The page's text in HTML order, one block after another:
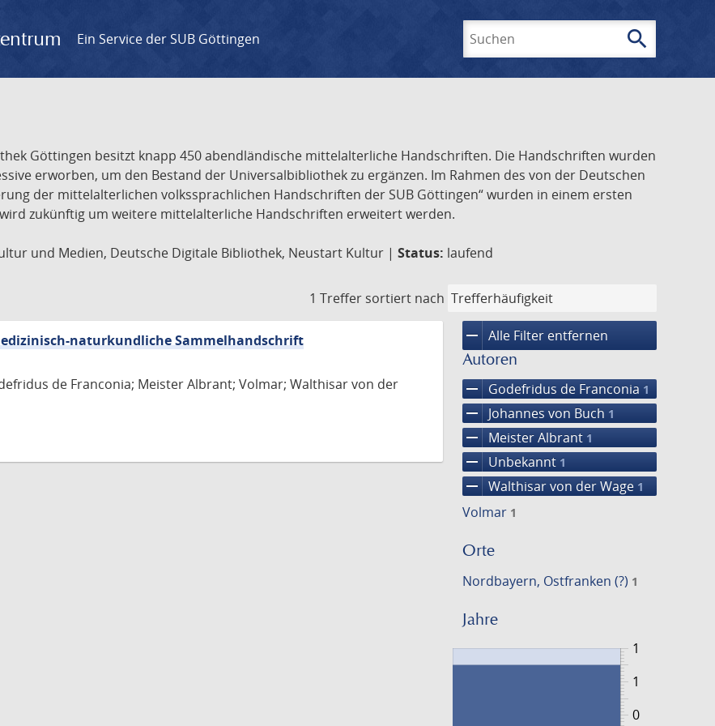
Ein Service der SUB Göttingen search
Göttingen besitzt knapp 450 abendländische mittelalterliche Handschriften. Die Handschriften wurden
erworben, um den Bestand der Universalbibliothek zu ergänzen. Im Rahmen des von der Deutschen
der mittelalterlichen volkssprachlichen Handschriften der SUB Göttingen“ wurden in einem ersten
zukünftig um weitere mittelalterliche Handschriften erweitert werden.
und Medien, Deutsche Digitale Bibliothek, Neustart Kultur | Status: laufend
1 Treffer sortiert nach
remove Alle Filter entfernen
Autoren
remove Godefridus de Franconia 1
remove Johannes von Buch 1
remove Meister Albrant 1
remove Unbekannt 1
remove Walthisar von der Wage 1
Volmar 1
Orte
Nordbayern, Ostfranken (?) 1
Jahre
1
0
1
naturkundliche Sammelhandschrift
de Franconia; Meister Albrant; Volmar; Walthisar von der